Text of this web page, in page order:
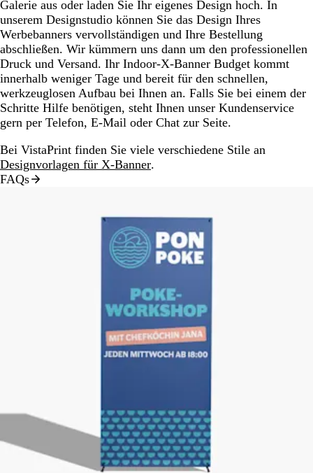
Galerie aus oder laden Sie Ihr eigenes Design hoch. In
unserem Designstudio können Sie das Design Ihres
Werbebanners vervollständigen und Ihre Bestellung
abschließen. Wir kümmern uns dann um den professionellen
Druck und Versand. Ihr Indoor-X-Banner Budget kommt
innerhalb weniger Tage und bereit für den schnellen,
werkzeuglosen Aufbau bei Ihnen an. Falls Sie bei einem der
Schritte Hilfe benötigen, steht Ihnen unser Kundenservice
gern per Telefon, E-Mail oder Chat zur Seite.
Bei VistaPrint finden Sie viele verschiedene Stile an
Designvorlagen für X-Banner.
FAQs